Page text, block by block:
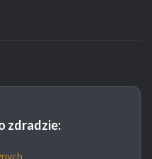
zdradzie: